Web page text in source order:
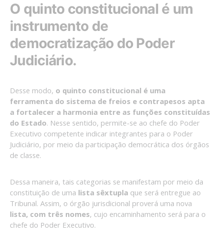
O quinto constitucional é um
instrumento de
democratização do Poder
Judiciário.
Desse modo, o quinto constitucional é uma
ferramenta do sistema de freios e contrapesos apta
a fortalecer a harmonia entre as funções constituídas
do Estado. Nesse sentido, permite-se ao chefe do Poder
Executivo competente indicar integrantes para o Poder
Judiciário, por meio da participação democrática dos órgãos
de classe.
Dessa maneira, tais categorias se manifestam por meio da
constituição de uma lista sêxtupla que será entregue ao
Tribunal. Assim, o órgão jurisdicional proverá uma nova
lista, com três nomes, cujo encaminhamento será para o
chefe do Poder Executivo.